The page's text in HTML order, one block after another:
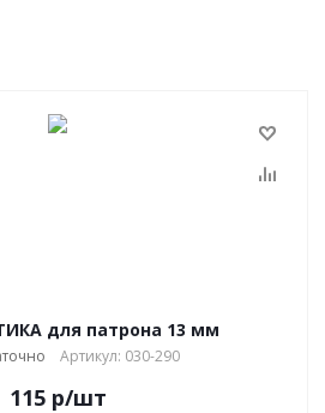
для патрона 13 мм
Артикул: 030-290
115р/шт